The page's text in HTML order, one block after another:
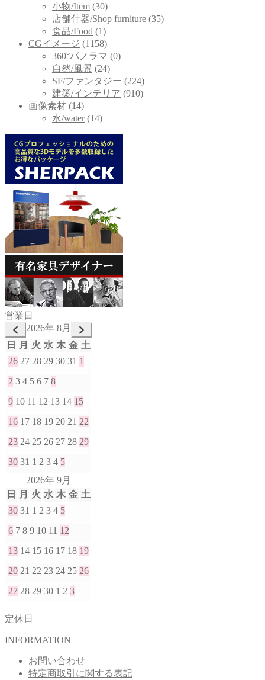
小物/Item (30)
店舗什器/Shop furniture (35)
食品/Food (1)
CGイメージ (1158)
360°パノラマ (0)
自然/風景 (24)
SF/ファンタジー (224)
建築/インテリア (910)
画像素材 (14)
水/water (14)
営業日
2026年 8月
日
月 火 水 木 金 土
26 27 28 29 30 31 1
2 3 4 5 6 7 8
9 10 11 12 13 14 15
16 17 18 19 20 21 22
23 24 25 26 27 28 29
30 31 1 2 3 4 5
2026年 9月
日
月 火 水 木 金 土
30 31 1 2 3 4 5
6 7 8 9 10 11 12
13 14 15 16 17 18 19
20 21 22 23 24 25 26
27 28 29 30 1 2 3
定休日
INFORMATION
お問い合わせ
特定商取引に関する表記